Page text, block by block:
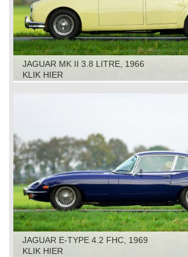
JAGUAR MK II 3.8 LITRE, 1966
KLIK HIER
JAGUAR E-TYPE 4.2 FHC, 1969
KLIK HIER